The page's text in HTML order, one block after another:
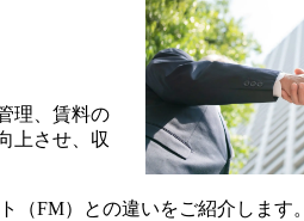
理、賃料の
上させ、収
FM）との違いをご紹介します。